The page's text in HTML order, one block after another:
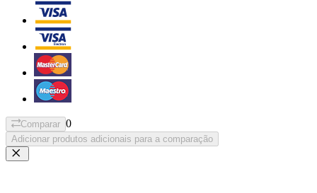
Comparar 0
Adicionar produtos adicionais para a comparação